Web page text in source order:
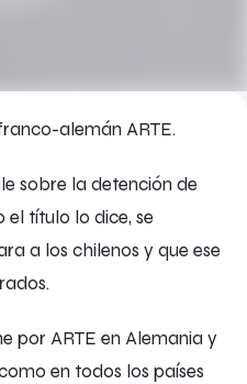
alemán ARTE.
sobre la detención de
el título lo dice, se
a los chilenos y que ese
por ARTE en Alemania y
en todos los países